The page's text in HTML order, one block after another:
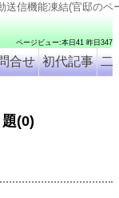
ページビュー:本日41 昨日347
合せ 初代記事 二
(0)
機能凍結(官邸のペー